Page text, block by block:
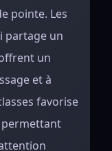
pointe. Les
partage un
un
et à
favorise
permettant